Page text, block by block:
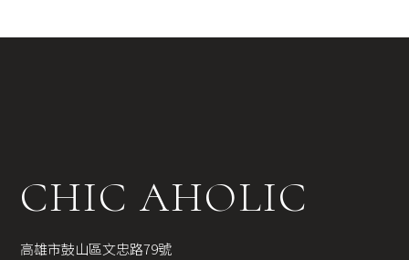
CHIC AHOLIC
高雄市鼓山區文忠路79號